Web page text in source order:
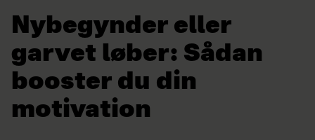
Nybegynder eller
garvet løber: Sådan
booster du din
motivation